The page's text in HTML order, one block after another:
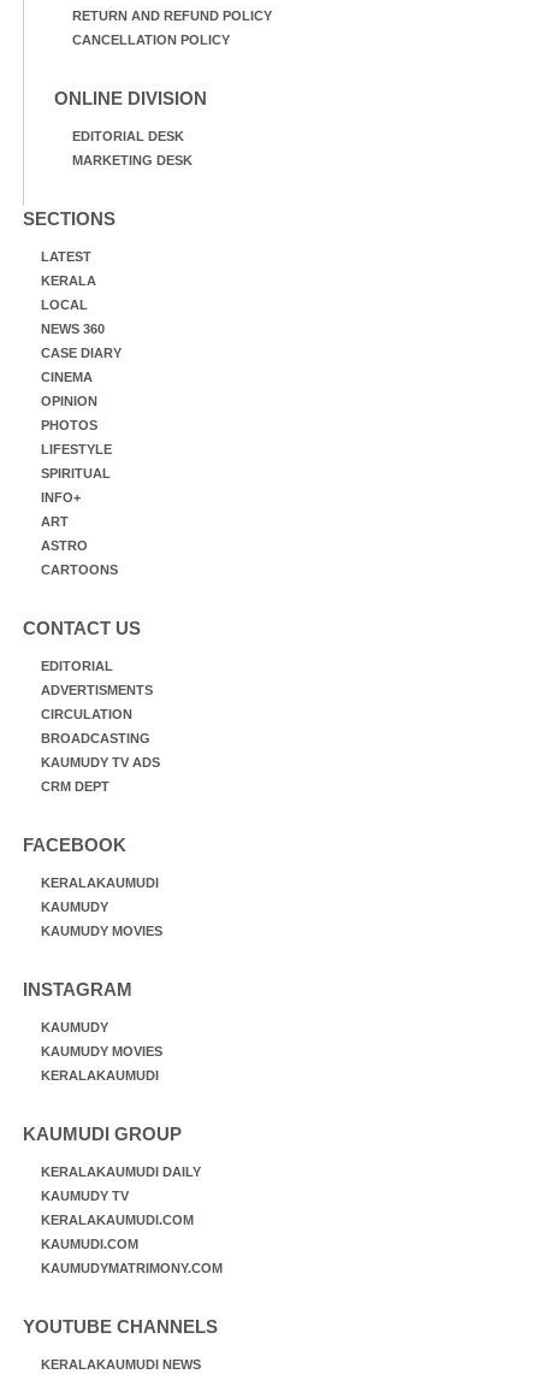
RETURN AND REFUND POLICY
CANCELLATION POLICY
ONLINE DIVISION
EDITORIAL DESK
MARKETING DESK
SECTIONS
LATEST
KERALA
LOCAL
NEWS 360
CASE DIARY
CINEMA
OPINION
PHOTOS
LIFESTYLE
SPIRITUAL
INFO+
ART
ASTRO
CARTOONS
CONTACT US
EDITORIAL
ADVERTISMENTS
CIRCULATION
BROADCASTING
KAUMUDY TV ADS
CRM DEPT
FACEBOOK
KERALAKAUMUDI
KAUMUDY
KAUMUDY MOVIES
INSTAGRAM
KAUMUDY
KAUMUDY MOVIES
KERALAKAUMUDI
KAUMUDI GROUP
KERALAKAUMUDI DAILY
KAUMUDY TV
KERALAKAUMUDI.COM
KAUMUDI.COM
KAUMUDYMATRIMONY.COM
YOUTUBE CHANNELS
KERALAKAUMUDI NEWS